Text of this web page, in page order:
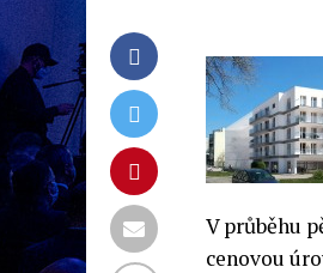
V průběhu
cenovou